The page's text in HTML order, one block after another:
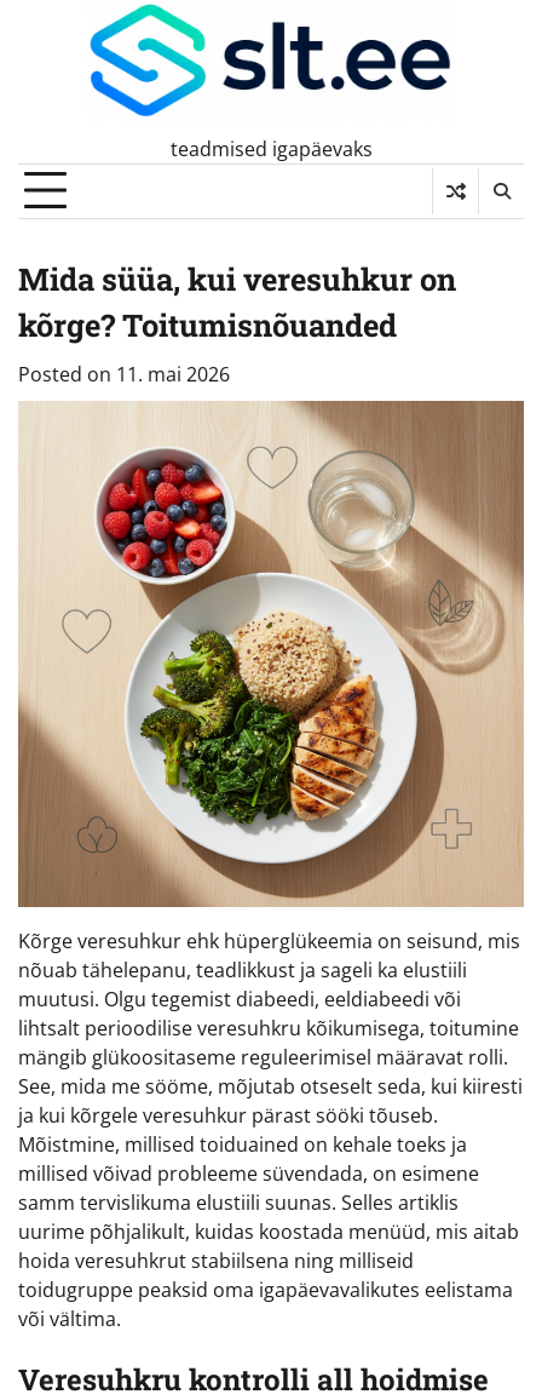
teadmised igapäevaks
Mida süüa, kui veresuhkur on
kõrge? Toitumisnõuanded
Posted on 11. mai 2026
Kõrge veresuhkur ehk hüperglükeemia on seisund, mis
nõuab tähelepanu, teadlikkust ja sageli ka elustiili
muutusi. Olgu tegemist diabeedi, eeldiabeedi või
lihtsalt perioodilise veresuhkru kõikumisega, toitumine
mängib glükoositaseme reguleerimisel määravat rolli.
See, mida me sööme, mõjutab otseselt seda, kui kiiresti
ja kui kõrgele veresuhkur pärast sööki tõuseb.
Mõistmine, millised toiduained on kehale toeks ja
millised võivad probleeme süvendada, on esimene
samm tervislikuma elustiili suunas. Selles artiklis
uurime põhjalikult, kuidas koostada menüüd, mis aitab
hoida veresuhkrut stabiilsena ning milliseid
toidugruppe peaksid oma igapäevavalikutes eelistama
või vältima.
Veresuhkru kontrolli all hoidmise